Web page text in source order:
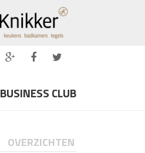
BUSINESS CLUB
OVERZICHTEN